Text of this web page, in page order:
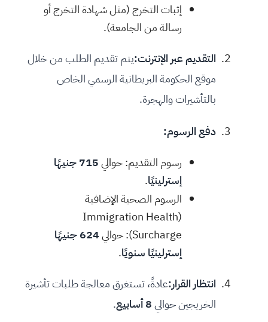
إثبات التخرج (مثل شهادة التخرج أو
رسالة من الجامعة).
التقديم عبر الإنترنت:يتم تقديم الطلب من خلال
موقع الحكومة البريطانية الرسمي الخاص
بالتأشيرات والهجرة.
دفع الرسوم:
رسوم التقديم: حوالي
715 جنيهًا
إسترلينيًا.
الرسوم الصحية الإضافية
(Immigration Health
Surcharge): حوالي
624 جنيهًا
إسترلينيًا سنويًا.
انتظار القرار:عادةً، تستغرق معالجة طلبات تأشيرة
الخريجين حوالي8 أسابيع .